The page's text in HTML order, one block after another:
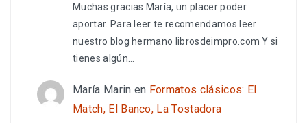
Muchas gracias María, un placer poder
aportar. Para leer te recomendamos leer
nuestro blog hermano librosdeimpro.com Y si
tienes algún…
María Marin en Formatos clásicos: El
Match, El Banco, La Tostadora